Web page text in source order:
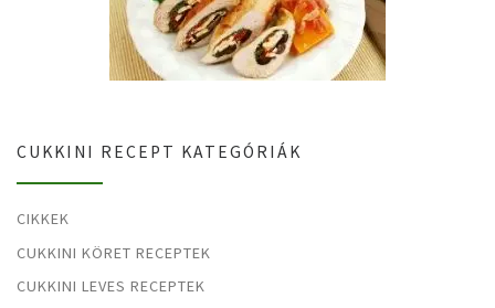
CUKKINI RECEPT KATEGÓRIÁK
CIKKEK
CUKKINI KÖRET RECEPTEK
CUKKINI LEVES RECEPTEK